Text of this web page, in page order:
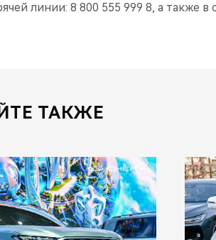
линии: 8 800 555 999 8, а также в
ТАКЖЕ